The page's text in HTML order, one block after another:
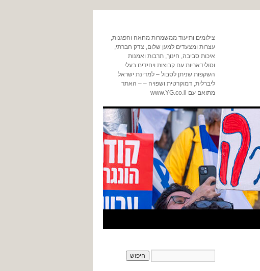
צילומים ותיעוד ממשמרות מחאה והפגנות,
עצרות ומצעדים למען שלום, צדק חברתי,
איכות סביבה, חינוך, תרבות ואמנות
וסולידאריות עם קבוצות ויחידים בעלי
השקפות שניתן לסבול – למדינת ישראל
ליברלית, דמוקרטית ושפויה – – האתר
מתואם עם www.YG.co.il